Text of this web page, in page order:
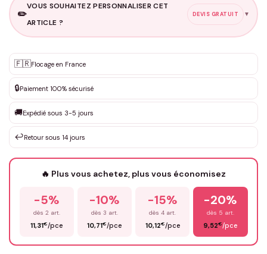
✏️
VOUS SOUHAITEZ PERSONNALISER CET
ARTICLE ?
DEVIS GRATUIT ▼
✨ Personnalisation sur mesure
DEVIS GRATUIT · Personnalisation de 3 à 10€ selon la demande
Que souhaitez-vous ?*
Votre texte / idée*
Prénom*
🇫🇷Flocage en France
🔒Paiement 100% sécurisé
🚚Expédié sous 3-5 jours
↩️Retour sous 14 jours
🔥 Plus vous achetez, plus vous économisez
-5%
dès 2 art.
11,31€/pce
-10%
dès 3 art.
10,71€/pce
-15%
dès 4 art.
10,12€/pce
-20%
dès 5 art.
9,52€/pce